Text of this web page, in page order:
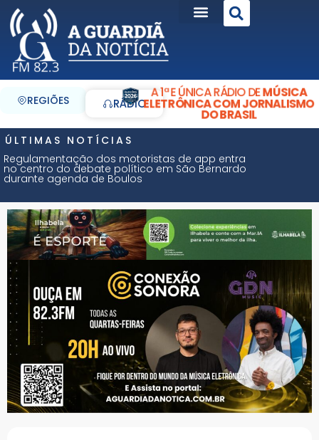
REGIÕES RÁDIO
A 1ª E ÚNICA RÁDIO DEMÚSICA
ELETRÔNICA COM JORNALISMO
DO BRASIL
ÚLTIMAS NOTÍCIAS
Regulamentação dos motoristas de app entra
no centro do debate político em São Bernardo
durante agenda de Boulos